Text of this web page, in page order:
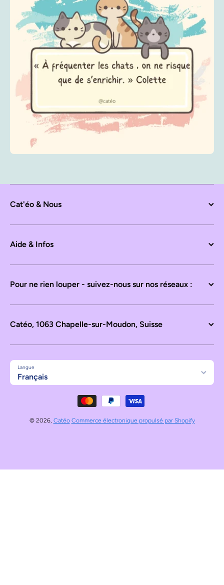
Cat'éo & Nous
Aide & Infos
Pour ne rien louper - suivez-nous sur nos réseaux :
Catéo, 1063 Chapelle-sur-Moudon, Suisse
Langue
Français
Moyens de paiement
© 2026, Catéo Commerce électronique propulsé par Shopify